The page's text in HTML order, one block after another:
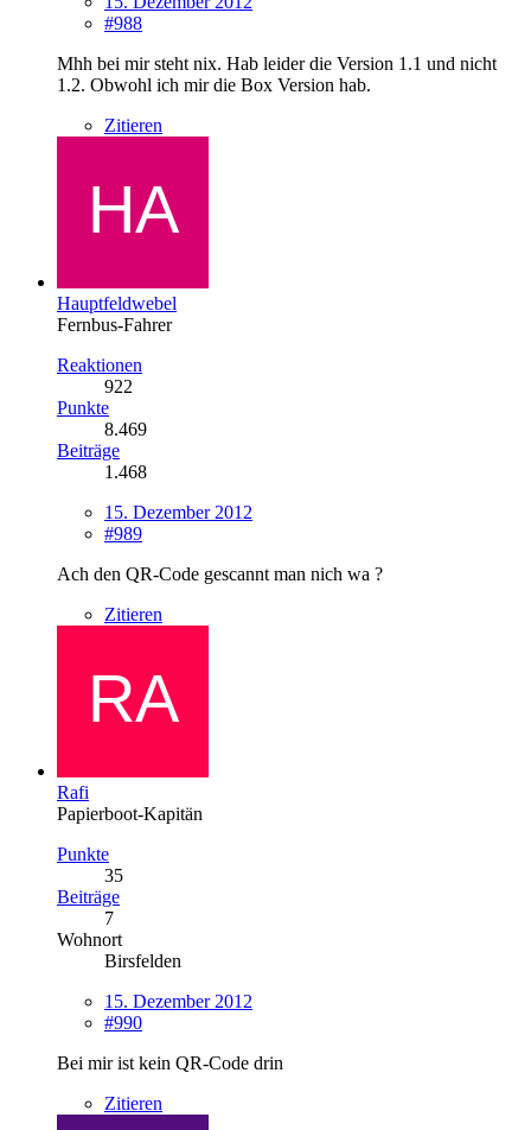
#988
Mhh bei mir steht nix. Hab leider die Version 1.1 und nicht
1.2. Obwohl ich mir die Box Version hab.
Zitieren
Hauptfeldwebel
Fernbus-Fahrer
Reaktionen
922
Punkte
8.469
Beiträge
1.468
15. Dezember 2012
#989
Ach den QR-Code gescannt man nich wa ?
Zitieren
Rafi
Papierboot-Kapitän
Punkte
35
Beiträge
7
Wohnort
Birsfelden
15. Dezember 2012
#990
Bei mir ist kein QR-Code drin
Zitieren